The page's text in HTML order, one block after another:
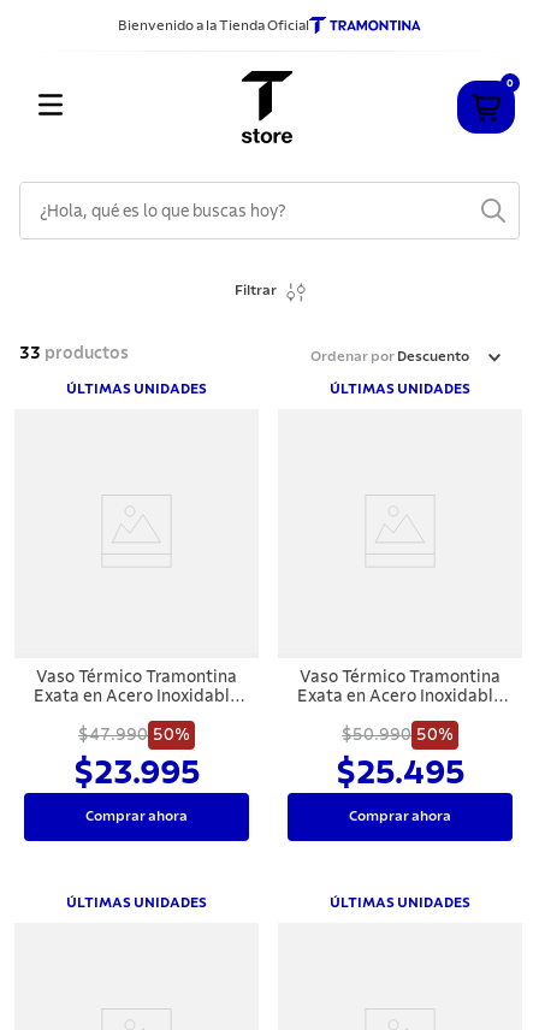
Bienvenido a la Tienda Oficial
0
Filtrar
33 productos Ordenar por Descuento
ÚLTIMAS UNIDADES
Vaso Térmico Tramontina
Exata en Acero Inoxidable
$47.990 50%
$23.995
Comprar ahora
ÚLTIMAS UNIDADES
Vaso Térmico Tramontina
Exata en Acero Inoxidable
$50.990 50%
$25.495
Comprar ahora
ÚLTIMAS UNIDADES ÚLTIMAS UNIDADES
2.
sarten
cubiertos
442
10. allegra